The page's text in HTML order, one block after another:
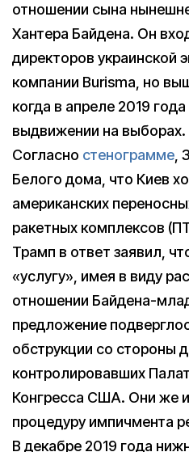
отношении сына
Хантера Байдена. Он
директоров украинской
компании Burisma, но
когда в апреле 2019
выдвижении на выборах.
Согласно стенограмме,
Белого дома, что Киев
американских
ракетных комплексов
Трамп в ответ заявил,
«услугу», имея в виду
отношении Байдена-
предложение
обструкции со стороны
контролировавших
Конгресса США. Они же
процедуру импичмента
В декабре 2019 года